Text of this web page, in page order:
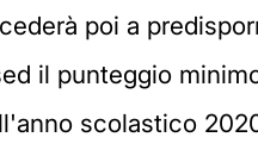
poi a
il punteggio
scolastico